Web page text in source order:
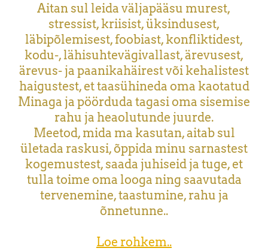
Aitan sul leida väljapääsu murest,
stressist, kriisist, üksindusest,
läbipõlemisest, foobiast, konfliktidest,
kodu-, lähisuhtevägivallast, ärevusest,
ärevus- ja paanikahäirest või kehalistest
haigustest, et taasühineda oma kaotatud
Minaga ja pöörduda tagasi oma sisemise
rahu ja heaolutunde juurde.
Meetod, mida ma kasutan, aitab sul
ületada raskusi, õppida minu sarnastest
kogemustest, saada juhiseid ja tuge, et
tulla toime oma looga ning saavutada
tervenemine, taastumine, rahu ja
õnnetunne..
Loe rohkem..